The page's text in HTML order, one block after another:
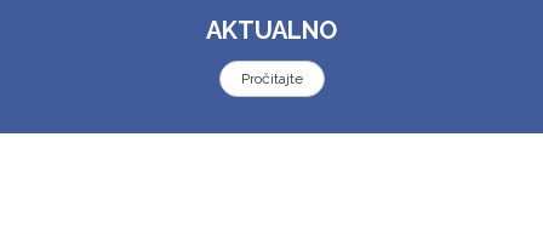
AKTUALNO
Pročitajte